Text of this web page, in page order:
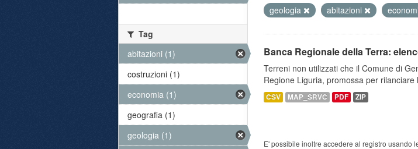
geologia
abitazioni
Banca Regionale della Terra:
Terreni non utilizzati che il Comune di
Regione Liguria, promossa per rilanciare
CSV MAP_SRVC PDF ZIP
E' possibile inoltre accedere al registro usando
Tag
abitazioni (1)
costruzioni (1)
economia (1)
geografia (1)
geologia (1)